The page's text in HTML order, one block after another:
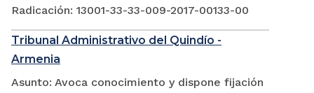
Radicación: 13001-33-33-009-2017-00133-00
Tribunal Administrativo del Quindío -
Armenia
Asunto: Avoca conocimiento y dispone fijación